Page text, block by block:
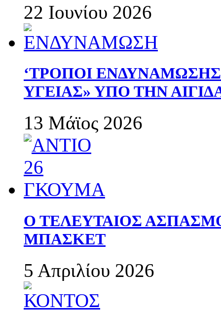
22 Ιουνίου 2026
‘ΤΡΟΠΟΙ
ΥΓΕΙΑΣ» ΥΠΟ ΤΗΝ
13 Μάϊος 2026
Ο ΤΕΛΕΥΤΑΙΟΣ
ΜΠΑΣΚΕΤ
5 Απριλίου 2026